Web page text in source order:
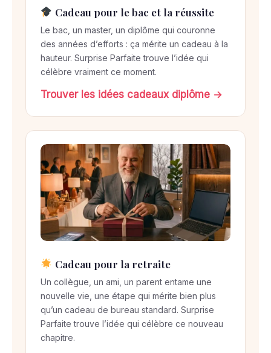
Cadeau pour le bac et la réussite
Le bac, un master, un diplôme qui couronne
des années d’efforts : ça mérite un cadeau à la
hauteur. Surprise Parfaite trouve l’idée qui
célèbre vraiment ce moment.
Trouver les idées cadeaux diplôme →
Cadeau pour la retraite
Un collègue, un ami, un parent entame une
nouvelle vie, une étape qui mérite bien plus
qu’un cadeau de bureau standard. Surprise
Parfaite trouve l’idée qui célèbre ce nouveau
chapitre.